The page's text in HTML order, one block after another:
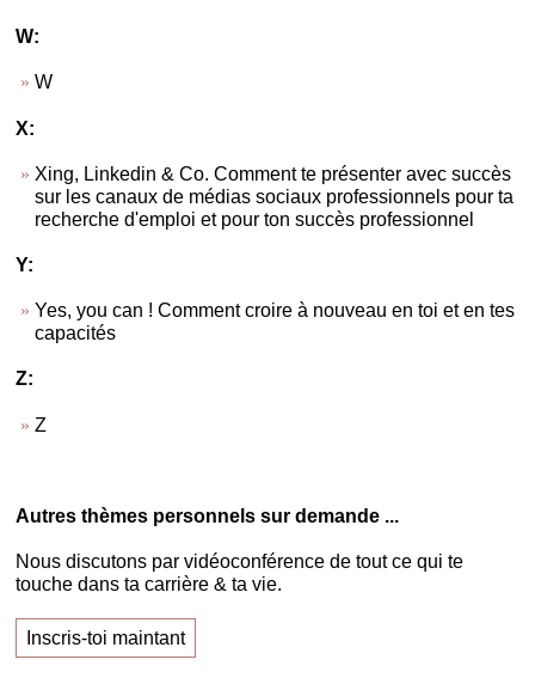
W:
W
X:
Xing, Linkedin & Co. Comment te présenter avec succès
sur les canaux de médias sociaux professionnels pour ta
recherche d'emploi et pour ton succès professionnel
Y:
Yes, you can ! Comment croire à nouveau en toi et en tes
capacités
Z:
Z
Autres thèmes personnels sur demande ...
Nous discutons par vidéoconférence de tout ce qui te
touche dans ta carrière & ta vie.
Inscris-toi maintant